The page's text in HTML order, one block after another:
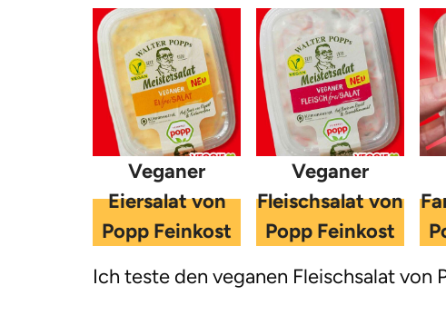
Veganer
Eiersalat von
Popp Feinkost
Veganer
Fleischsalat von
Popp Feinkost
Ich teste den veganen Fleischsalat von